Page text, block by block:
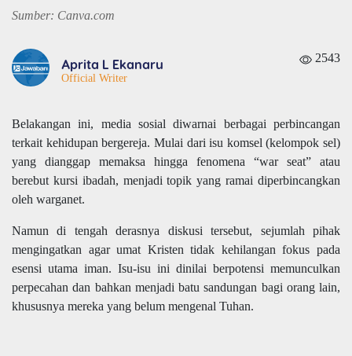
Sumber: Canva.com
Aprita L Ekanaru
Official Writer
2543
Belakangan ini, media sosial diwarnai berbagai perbincangan
terkait kehidupan bergereja. Mulai dari isu komsel (kelompok sel)
yang dianggap memaksa hingga fenomena “war seat” atau
berebut kursi ibadah, menjadi topik yang ramai diperbincangkan
oleh warganet.
Namun di tengah derasnya diskusi tersebut, sejumlah pihak
mengingatkan agar umat Kristen tidak kehilangan fokus pada
esensi utama iman. Isu-isu ini dinilai berpotensi memunculkan
perpecahan dan bahkan menjadi batu sandungan bagi orang lain,
khususnya mereka yang belum mengenal Tuhan.